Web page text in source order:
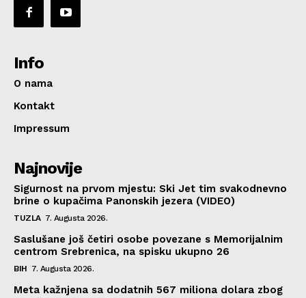
Info
O nama
Kontakt
Impressum
Najnovije
Sigurnost na prvom mjestu: Ski Jet tim svakodnevno
brine o kupačima Panonskih jezera (VIDEO)
TUZLA 7. Augusta 2026.
Saslušane još četiri osobe povezane s Memorijalnim
centrom Srebrenica, na spisku ukupno 26
BIH 7. Augusta 2026.
Meta kažnjena sa dodatnih 567 miliona dolara zbog